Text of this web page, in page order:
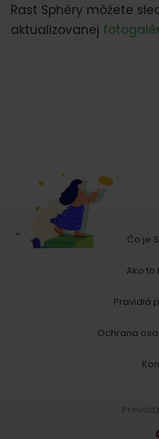
Rast Sphéry môžete
aktualizovanej
Čo je
Ako to
Pravidlá
Ochrana